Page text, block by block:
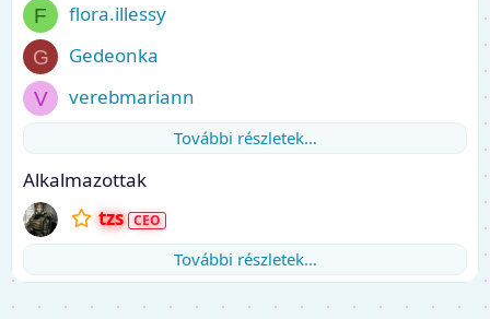
F flora.illessy
G Gedeonka
V verebmariann
További részletek…
Alkalmazottak
tzs
További részletek…